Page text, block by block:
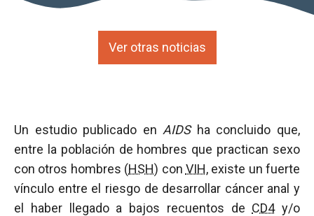
Ver otras noticias
Un estudio publicado en AIDSha concluido que,
entre la población de hombres que practican sexo
con otros hombres (HSH) con VIH, existe un fuerte
vínculo entre el riesgo de desarrollar cáncer anal y
el haber llegado a bajos recuentos de CD4y/o